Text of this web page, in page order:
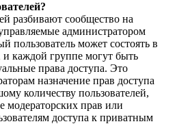
разбивают сообщество на
администратором
пользователь может состоять в
и каждой группе могут быть
права доступа. Это
назначение прав доступа
количеству пользователей,
модераторских прав или
доступа к приватным